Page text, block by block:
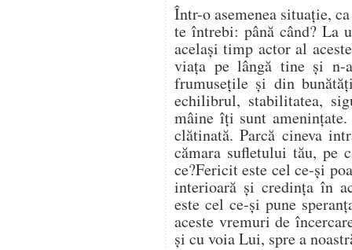
Într-o asemenea situație,
te întrebi: până când? La
același timp actor al
viața pe lângă tine și n-
frumusețile și din
echilibrul, stabilitatea,
mâine îți sunt
clătinată. Parcă cineva
cămara sufletului tău, pe
ce?Fericit este cel ce-și
interioară și credința în
este cel ce-și pune
aceste vremuri de
și cu voia Lui, spre a